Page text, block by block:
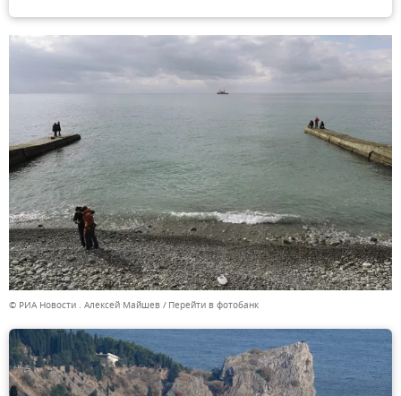
© РИА Новости . Алексей Майшев Перейти в фотобанк